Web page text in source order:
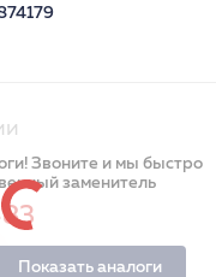
Звоните и мы быстро
заменитель
Показать аналоги